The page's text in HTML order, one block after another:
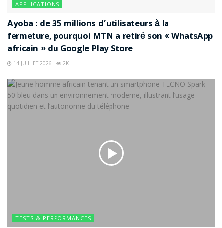
APPLICATIONS
Ayoba : de 35 millions d’utilisateurs à la
fermeture, pourquoi MTN a retiré son « WhatsApp
africain » du Google Play Store
14 JUILLET 2026 2K
TESTS & PERFORMANCES